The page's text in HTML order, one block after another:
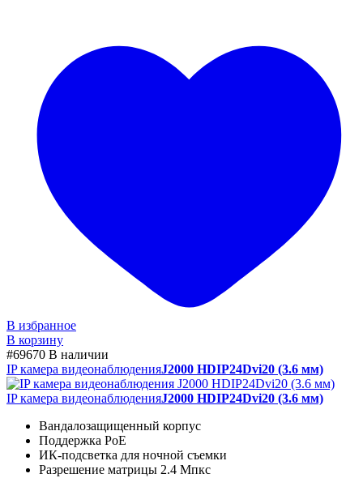
В избранное
В корзину
#69670 В наличии
IP камера видеонаблюденияJ2000 HDIP24Dvi20 (3.6 мм)
IP камера видеонаблюденияJ2000 HDIP24Dvi20 (3.6 мм)
Вандалозащищенный корпус
Поддержка PoE
ИК-подсветка для ночной съемки
Разрешение матрицы 2.4 Мпкс